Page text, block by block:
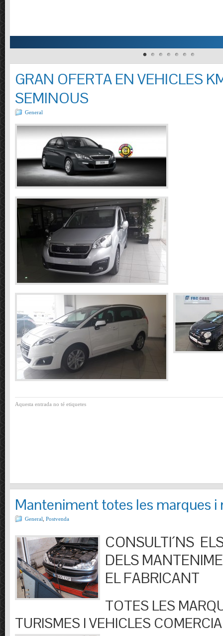
GRAN OFERTA EN VEHICLES
SEMINOUS
General
Aquesta entrada no té etiquetes
Manteniment totes les marques i
General Postvenda
CONSULTI´NS
DELS
EL FABRICANT
TOTES LES
TURISMES I VEHICLES